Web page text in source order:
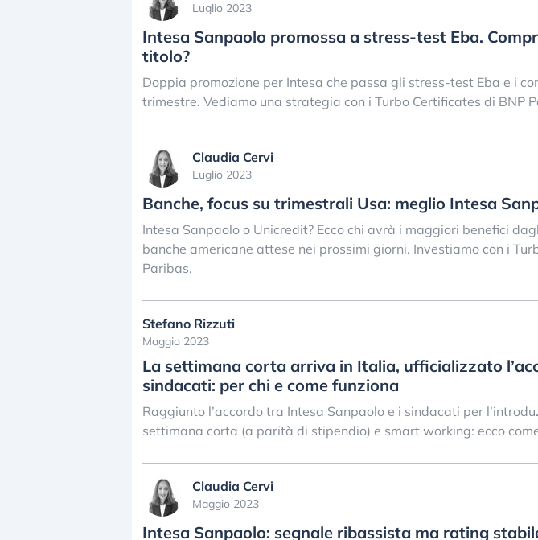
Luglio 2023
Intesa Sanpaolo promossa a stress-test Eba.
titolo?
Doppia promozione per Intesa che passa gli stress-test Eba e i
trimestre. Vediamo una strategia con i Turbo Certificates di BNP
Claudia Cervi
Luglio 2023
Banche, focus su trimestrali Usa: meglio Intesa
Intesa Sanpaolo o Unicredit? Ecco chi avrà i maggiori benefici
banche americane attese nei prossimi giorni. Investiamo con i
Paribas.
Stefano Rizzuti
Maggio 2023
La settimana corta arriva in Italia, ufficializzato
sindacati: per chi e come funziona
Raggiunto l’accordo tra Intesa Sanpaolo e i sindacati per
settimana corta (a parità di stipendio) e smart working: ecco
Claudia Cervi
Maggio 2023
Intesa Sanpaolo: segnale ribassista ma rating